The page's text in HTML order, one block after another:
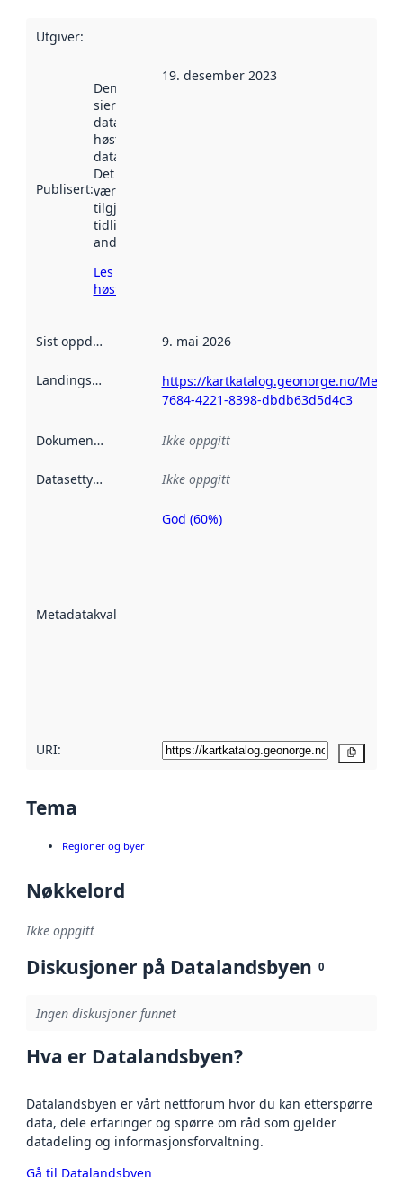
Utgiver:
Publisert:
Denne datoen
sier når
datasettet ble
høstet av
data.norge.no.
Det kan ha
vært
tilgjengelig
tidligere
andre steder.
Les mer om
høsting her
19. desember 2023
Sist oppdatert 9. mai 2026
Landingsside
https://kartkatalog.geonorge.no/
7684-4221-8398-dbdb63d5d4c3
Dokumentasjon Ikke oppgitt
Datasettype Ikke oppgitt
Metadatakvalitet
Metadatakvalitet
God (60%)
URI:
Tema
Regioner og byer
Nøkkelord
Ikke oppgitt
Diskusjoner på Datalandsbyen 0
Ingen diskusjoner funnet
Hva er Datalandsbyen?
Datalandsbyen er vårt nettforum hvor du kan etterspørre
data, dele erfaringer og spørre om råd som gjelder
datadeling og informasjonsforvaltning.
Gå til Datalandsbyen